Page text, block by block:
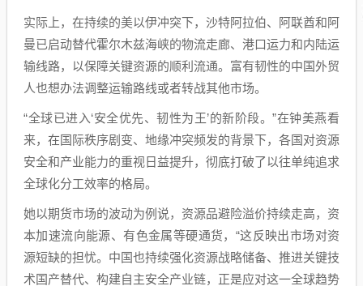
实际上，在持续的美以伊冲突下，沙特阿拉伯、阿联酋和阿
曼已启动替代霍尔木兹海峡的物流走廊、港口运力和内陆运
输线路，以保障关键资源的顺利流通。富有韧性的中国外贸
人也想办法调整运输路线或者转战其他市场。
“全球已进入‘安全优先、韧性为王’的新阶段。”在钟美燕看
来，在国际秩序剧变、地缘冲突频发的背景下，各国对资源
安全和产业能力的重视日益提升，彻底打破了以往单纯追求
全球化分工效率的格局。
她以期货市场的波动为例说，资源品避险溢价持续走高，资
本加速流向能源、有色金属等硬通货，“这反映出市场对资
源短缺的担忧。中国也持续强化资源战略储备、推进关键技
术国产替代、构建自主安全产业链，正是应对这一全球趋势